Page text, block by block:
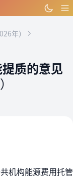
年）
质的意见
机构能源费用托管